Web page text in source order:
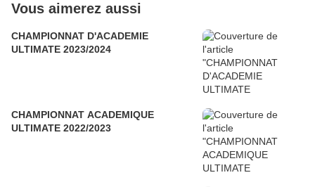
Vous aimerez aussi
CHAMPIONNAT D'ACADEMIE
ULTIMATE 2023/2024
CHAMPIONNAT ACADEMIQUE
ULTIMATE 2022/2023